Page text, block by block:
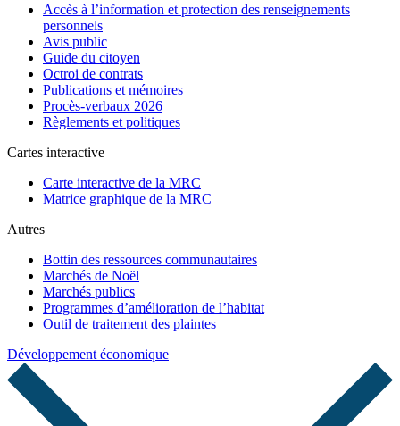
Accès à l’information et protection des renseignements
personnels
Avis public
Guide du citoyen
Octroi de contrats
Publications et mémoires
Procès-verbaux 2026
Règlements et politiques
Cartes interactive
Carte interactive de la MRC
Matrice graphique de la MRC
Autres
Bottin des ressources communautaires
Marchés de Noël
Marchés publics
Programmes d’amélioration de l’habitat
Outil de traitement des plaintes
Développement économique